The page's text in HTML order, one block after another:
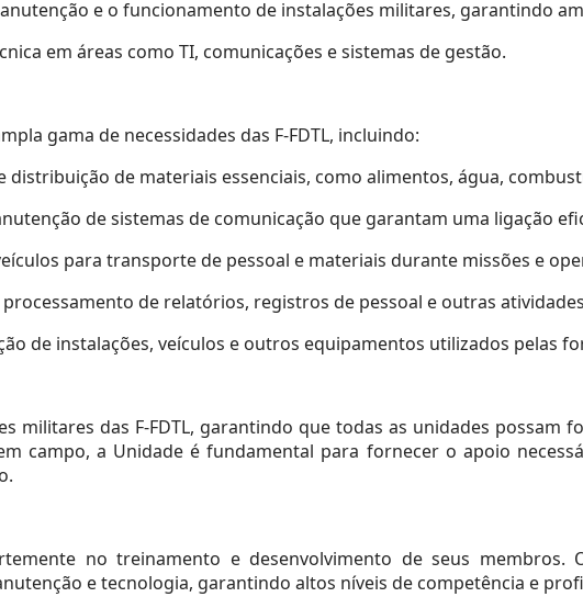
e o funcionamento de instalações militares, garantindo
em áreas como TI, comunicações e sistemas de gestão.
gama de necessidades das F-FDTL, incluindo:
distribuição de materiais essenciais, como alimentos, água,
de sistemas de comunicação que garantam uma ligação
para transporte de pessoal e materiais durante missões e
de relatórios, registros de pessoal e outras
de instalações, veículos e outros equipamentos utilizados pelas
militares das F-FDTL, garantindo que todas as unidades
campo, a Unidade é fundamental para fornecer o apoio
no treinamento e desenvolvimento de seus membros.
e tecnologia, garantindo altos níveis de competência e